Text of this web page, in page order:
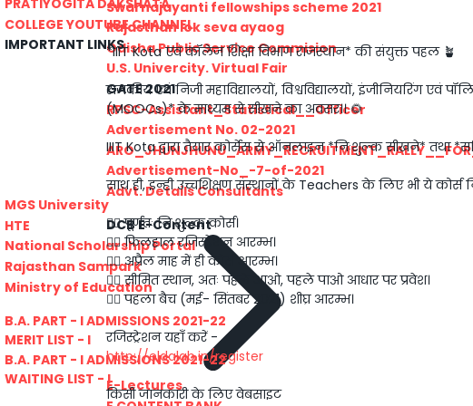
Swarnajayanti fellowships scheme 2021
Rajasthan lok seva ayaog
Odisha Public Service Commision
U.S. Univercity. Virtual Fair
GATE 2021
RPSC-Assistant_Statistical__Officer
Advertisement No. 02-2021
Advertisement-No_-7-of-2021
Advt. Details Consultants
DCB E-Content
E-Lectures
COLLEGE YOUTUBE CHANNEL
IMPORTANT LINKS
MGS University
HTE
National Scholarship Portal
Rajasthan Sampark
Ministry of Education
B.A. PART - I ADMISSIONS 2021-22
MERIT LIST - I
B.A. PART - I ADMISSIONS 2021-22
WAITING LIST - I
*IIIT Kota एवं कॉलेज शिक्षा विभाग राजस्थान* की संयुक्त पहल 🪴
राजकीय एवं निजी महाविद्यालयों, विश्वविद्यालयों, इंजीनियरिंग
(MOOCs)* के माध्यम से सीखने का अवसर।। 🌻
IIIT Kota द्वारा तैयार कोर्सेस से ऑनलाइन *निःशुल्क सीखने* तथा
साथ ही, इन्ही उच्चशिक्षण संस्थानों के Teachers के लिए भी ये
👉🏻 पूर्णतः निःशुल्क कोर्स।
👉🏻 फिलहाल रजिस्ट्रेशन आरम्भ।
👉🏻 अप्रैल माह में ही कोर्स आरम्भ।
👉🏻 सीमित स्थान, अतः पहले आओ, पहले पाओ आधार पर प्रवेश।
👉🏻 पहला बैच (मई- सिंतबर 2021) शीघ्र आरम्भ।
रजिस्ट्रेशन यहाँ करें -
http://eldalab.in/register
किसी जानकारी के लिए वेबसाइट